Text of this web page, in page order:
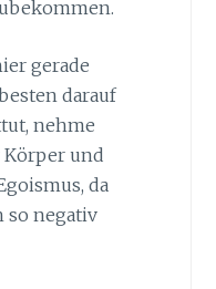
gerade
darauf
nehme
Körper und
da
so negativ